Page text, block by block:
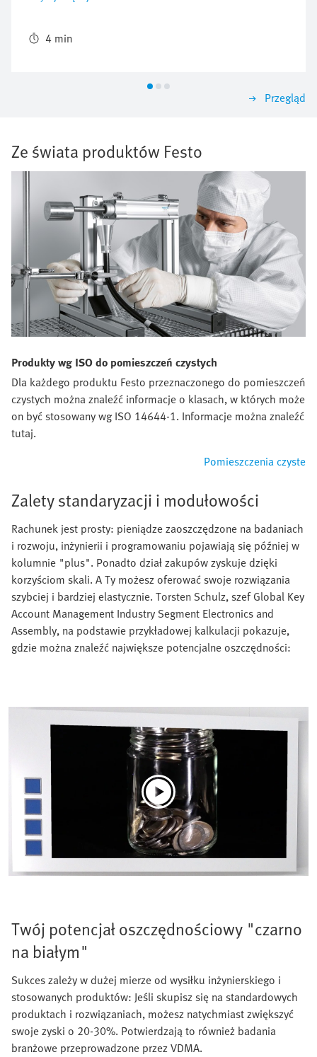
postanowiła pójść w zupełnie nowym kierunku,
ona zautomatyzowane, szybkie i niezawodne
4 min
Przegląd
Ze świata produktów Festo
Produkty wg ISO do pomieszczeń czystych
Dla każdego produktu Festo przeznaczonego do pomieszczeń
czystych można znaleźć informacje o klasach, w których może
on być stosowany wg ISO 14644-1. Informacje można znaleźć
tutaj.
Pomieszczenia czyste
Zalety standaryzacji i modułowości
Rachunek jest prosty: pieniądze zaoszczędzone na badaniach
i rozwoju, inżynierii i programowaniu pojawiają się później w
kolumnie "plus". Ponadto dział zakupów zyskuje dzięki
korzyściom skali. A Ty możesz oferować swoje rozwiązania
szybciej i bardziej elastycznie. Torsten Schulz, szef Global Key
Account Management Industry Segment Electronics and
Assembly, na podstawie przykładowej kalkulacji pokazuje,
gdzie można znaleźć największe potencjalne oszczędności:
Twój potencjał oszczędnościowy "czarno
na białym"
Sukces zależy w dużej mierze od wysiłku inżynierskiego i
stosowanych produktów: Jeśli skupisz się na standardowych
produktach i rozwiązaniach, możesz natychmiast zwiększyć
swoje zyski o 20-30%. Potwierdzają to również badania
branżowe przeprowadzone przez VDMA.